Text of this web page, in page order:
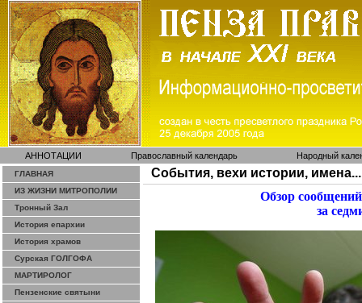
АННОТАЦИИ Православный календарь Народный
ГЛАВНАЯ
ИЗ ЖИЗНИ МИТРОПОЛИИ
Тронный Зал
История епархии
История храмов
Сурская ГОЛГОФА
МАРТИРОЛОГ
Пензенские святыни
События, вехи истории, имена...
Обзор
за